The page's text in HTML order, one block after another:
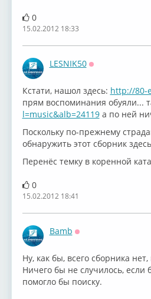
0
15.02.2012 18:33
LESNIK50
Кстати, нашол здесь: http://80-
прям воспоминания обуяли...
l=music&alb=24119а по ней
Поскольку по-прежнему
обнаружить этот сборник
Перенёс темку в коренной
0
15.02.2012 18:41
Bamb
Ну, как бы, всего сборника
Ничего бы не случилось,
помогло бы поиску.